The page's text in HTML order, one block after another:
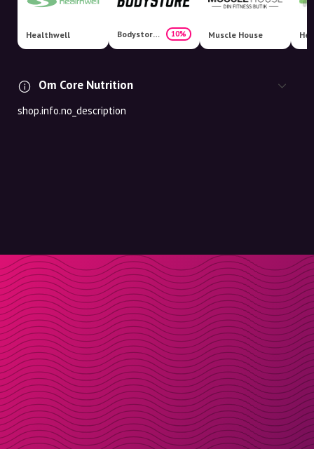
Healthwell Bodystore.dk 10% Muscle House
Om Core Nutrition
shop.info.no_description